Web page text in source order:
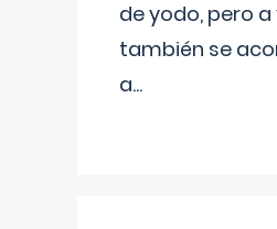
de yodo, pero a
también se
a...